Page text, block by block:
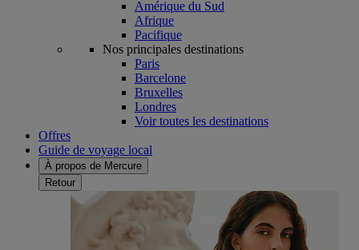
Amérique du Sud
Afrique
Pacifique
Nos principales destinations
Paris
Barcelone
Bruxelles
Londres
Voir toutes les destinations
Offres
Guide de voyage local
À propos de Mercure
Retour